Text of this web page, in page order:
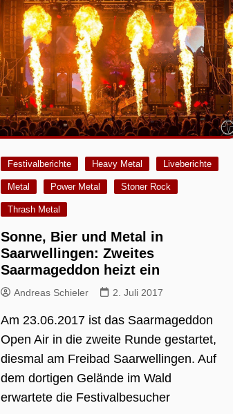
Festivalberichte Heavy Metal Liveberichte
Metal Power Metal Stoner Rock
Thrash Metal
Sonne, Bier und Metal in
Saarwellingen: Zweites
Saarmageddon heizt ein
Andreas Schieler 2. Juli 2017
Am 23.06.2017 ist das Saarmageddon
Open Air in die zweite Runde gestartet,
diesmal am Freibad Saarwellingen. Auf
dem dortigen Gelände im Wald
erwartete die Festivalbesucher